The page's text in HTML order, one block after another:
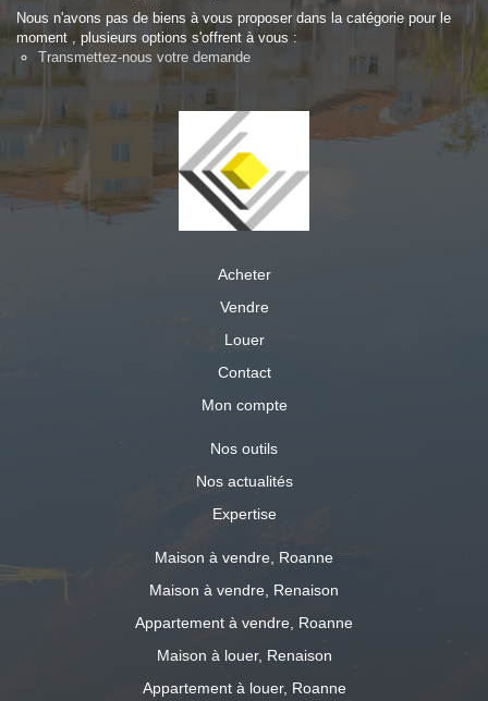
Nous n'avons pas de biens à vous proposer dans la catégorie pour le
moment , plusieurs options s'offrent à vous :
Transmettez-nous votre demande
Acheter
Vendre
Louer
Contact
Mon compte
Nos outils
Nos actualités
Expertise
Maison à vendre, Roanne
Maison à vendre, Renaison
Appartement à vendre, Roanne
Maison à louer, Renaison
Appartement à louer, Roanne